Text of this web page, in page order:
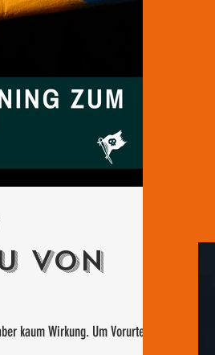
von
kaum Wirkung. Um Vorurteile